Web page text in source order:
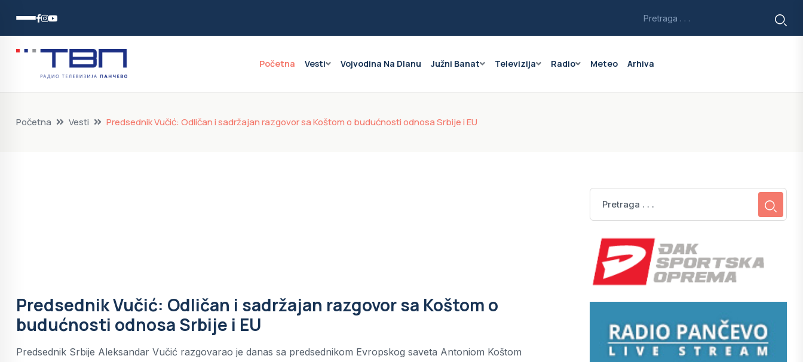
Početna Vesti Vojvodina Na Dlanu Južni Banat Televizija Radio Meteo Arhiva
Početna Vesti Predsednik Vučić: Odličan i sadržajan razgovor sa Koštom o budućnosti odnosa Srbije i EU
Predsednik Vučić: Odličan i sadržajan razgovor sa Koštom o
budućnosti odnosa Srbije i EU
Predsednik Srbije Aleksandar Vučić razgovarao je danas sa predsednikom Evropskog saveta Antoniom Koštom